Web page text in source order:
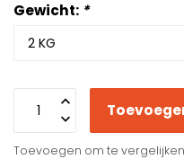
Gewicht: *
Toevoegen om te vergelijken